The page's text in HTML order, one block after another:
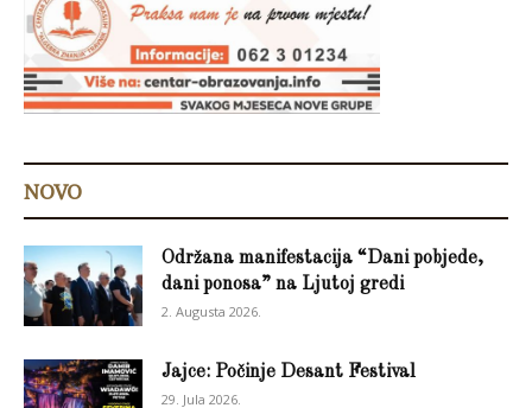
NOVO
Održana manifestacija “Dani pobjede,
dani ponosa” na Ljutoj gredi
2. Augusta 2026.
Jajce: Počinje Desant Festival
29. Jula 2026.